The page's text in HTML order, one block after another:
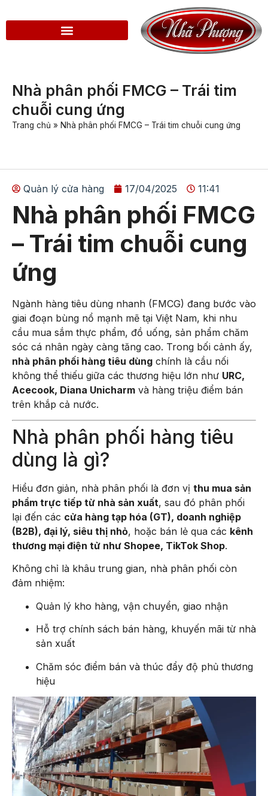
Nhà phân phối FMCG – Trái tim
chuỗi cung ứng
Trang chủ » Nhà phân phối FMCG – Trái tim chuỗi cung ứng
Quản lý cửa hàng 17/04/2025 11:41
Nhà phân phối FMCG
– Trái tim chuỗi cung
ứng
Ngành hàng tiêu dùng nhanh (FMCG) đang bước vào
giai đoạn bùng nổ mạnh mẽ tại Việt Nam, khi nhu
cầu mua sắm thực phẩm, đồ uống, sản phẩm chăm
sóc cá nhân ngày càng tăng cao. Trong bối cảnh ấy,
nhà phân phối hàng tiêu dùng chính là cầu nối
không thể thiếu giữa các thương hiệu lớn như URC,
Acecook, Diana Unicharm và hàng triệu điểm bán
trên khắp cả nước.
Nhà phân phối hàng tiêu
dùng là gì?
Hiểu đơn giản, nhà phân phối là đơn vị thu mua sản
phẩm trực tiếp từ nhà sản xuất, sau đó phân phối
lại đến các cửa hàng tạp hóa (GT), doanh nghiệp
(B2B), đại lý, siêu thị nhỏ, hoặc bán lẻ qua các kênh
thương mại điện tử như Shopee, TikTok Shop.
Không chỉ là khâu trung gian, nhà phân phối còn
đảm nhiệm:
Quản lý kho hàng, vận chuyển, giao nhận
Hỗ trợ chính sách bán hàng, khuyến mãi từ nhà
sản xuất
Chăm sóc điểm bán và thúc đẩy độ phủ thương
hiệu